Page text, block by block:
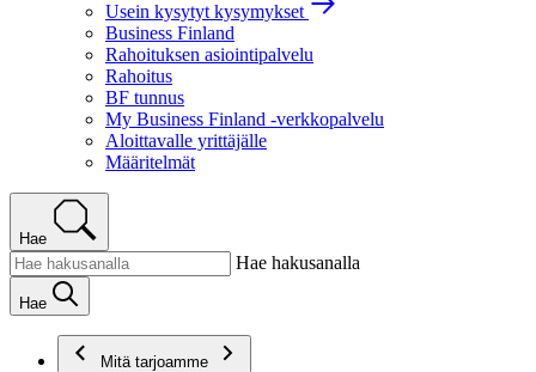
Usein kysytyt kysymykset
Business Finland
Rahoituksen asiointipalvelu
Rahoitus
BF tunnus
My Business Finland -verkkopalvelu
Aloittavalle yrittäjälle
Määritelmät
Hae
Hae hakusanalla
Hae
Mitä tarjoamme